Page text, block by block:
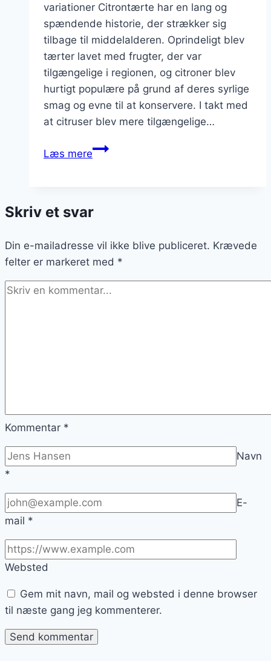
variationer Citrontærte har en lang og
spændende historie, der strækker sig
tilbage til middelalderen. Oprindeligt blev
tærter lavet med frugter, der var
tilgængelige i regionen, og citroner blev
hurtigt populære på grund af deres syrlige
smag og evne til at konservere. I takt med
at citruser blev mere tilgængelige…
Læs mereCitrontærte
ekstra
Skriv et svar
Din e-mailadresse vil ikke blive publiceret. Krævede
felter er markeret med *
Kommentar *
Navn
*
E-
mail *
Websted
Gem mit navn, mail og websted i denne browser
til næste gang jeg kommenterer.